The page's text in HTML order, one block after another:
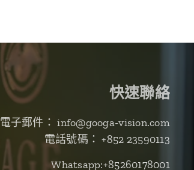
快速聯絡
電子郵件： info@googa-vision.com
電話號碼： +852 23590113
Whatsapp:+85260178001